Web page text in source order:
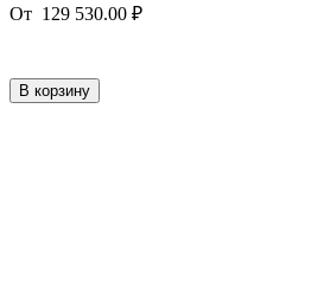
От 129 530.00 ₽
В корзину